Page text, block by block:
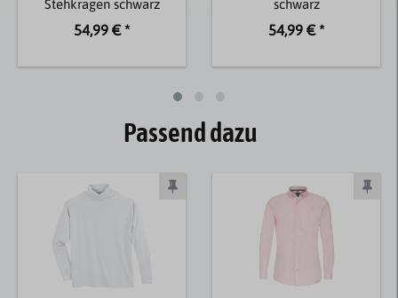
Stehkragen schwarz
54,99 € *
schwarz
54,99 € *
Passend dazu